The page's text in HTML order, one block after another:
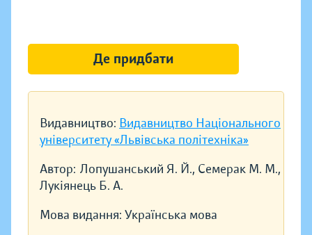
Видавництво: Видавництво Національного
університету «Львівська політехніка»
Автор: Лопушанський Я. Й., Семерак М. М.,
Лукіянець Б. А.
Мова видання: Українська мова
Де придбати